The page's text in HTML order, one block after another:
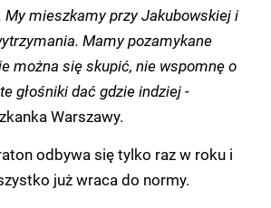
My mieszkamy przy Jakubowskiej i
Mamy pozamykane
można się skupić, nie wspomnę o
głośniki dać gdzie indziej-
Warszawy.
odbywa się tylko raz w roku i
już wraca do normy.